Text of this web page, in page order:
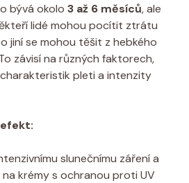
bývá okolo‍ 3 až 6 měsíců, ale
lidé mohou pocítit ztrátu
jiní se mohou těšit z hebkého
závisí na různých faktorech,
pleti a intenzity
slunečnímu záření a
krémy s ochranou proti UV